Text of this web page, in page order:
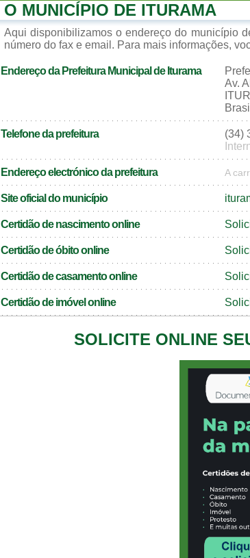
O MUNICÍPIO DE ITURAMA
Aqui disponibilizamos o endereço do município
número do fax e email. Para mais informações,
Endereço da Prefeitura Municipal de Iturama
Av.
Brasil
Telefone da prefeitura
(34)
Endereço electrónico da prefeitura A
Site oficial do município
Certidão de nascimento online
Certidão de óbito online
Certidão de casamento online
Certidão de imóvel online
SOLICITE ONLINE